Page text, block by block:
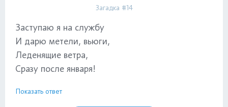
Загадка #14
Заступаю я на службу
И дарю метели, вьюги,
Леденящие ветра,
Сразу после января!
Показать ответ